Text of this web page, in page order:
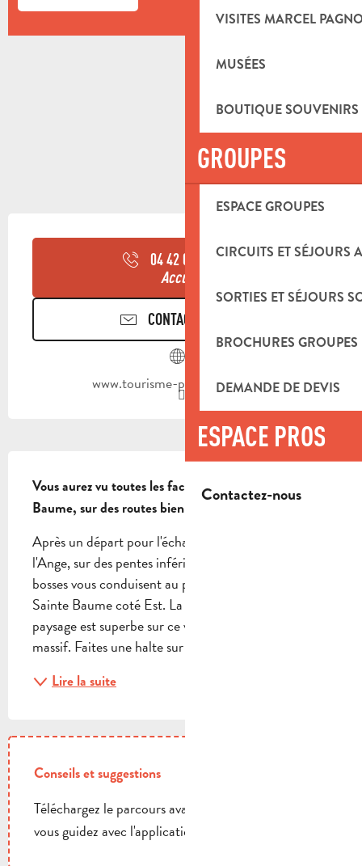
VISITES MARCEL
MUSÉES
BOUTIQUE
GROUPES
ESPACE GROUPES
CIRCUITS ET SÉJOURS
SORTIES ET SÉJOURS
BROCHURES GROUPES
DEMANDE DE DEVIS
ESPACE PROS
Contactez-nous
OUVERTURE ET COORDONNÉES
04 42 03 49▒▒
Accueil
CONTACTEZ-NOUS
www.tourisme-paysdaubagne.fr
Vous aurez vu toutes les faces du massif de la Sainte-
Baume, sur des routes bien agréables à sillonner.
Après un départ pour l'échauffement dans le col de
l'Ange, sur des pentes inférieures à 4%, quelques
bosses vous conduisent au pied d'une ascension de la
Sainte Baume coté Est. La route s'élève mais le
paysage est superbe sur ce versant plus sauvage du
massif. Faites une halte sur le petit plateau...
Lire la suite
Conseils et suggestions
Téléchargez le parcours avant de partir et laisser
vous guidez avec l'application On Piste